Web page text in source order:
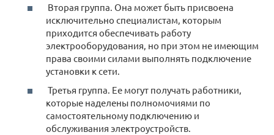
Вторая группа. Она может быть присвоена
исключительно специалистам, которым
приходится обеспечивать работу
электрооборудования, но при этом не имеющим
права своими силами выполнять подключение
установки к сети.
Третья группа. Ее могут получать работники,
которые наделены полномочиями по
самостоятельному подключению и
обслуживания электроустройств.